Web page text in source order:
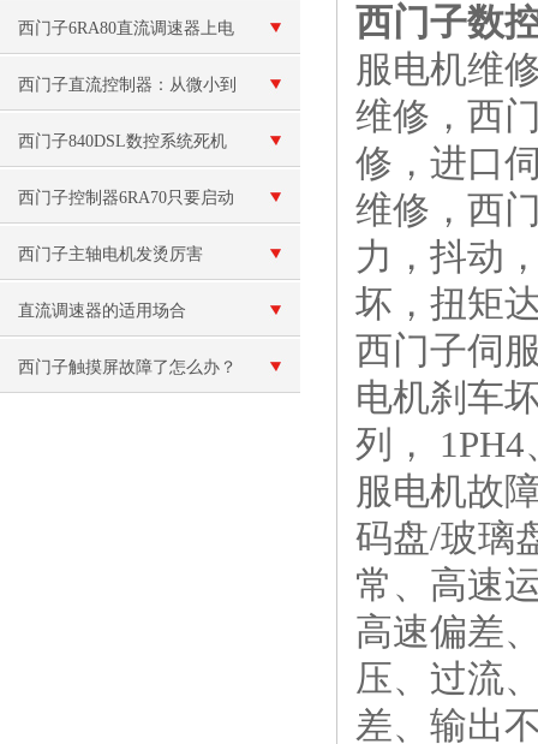
西门子6RA80直流调速器上电
报警F60038故障代码修复
西门子直流控制器：从微小到
宏大，准确调控每一份直流能
量！
西门子840DSL数控系统死机
维修
西门子控制器6RA70只要启动
就烧保险维修
西门子主轴电机发烫厉害
直流调速器的适用场合
西门子触摸屏故障了怎么办？
西门子数
服电机维
维修，西
修，进口
维修，西
力，抖动
坏，扭矩
西门子伺
电机刹车
列， 1PH4
服电机故
码盘/玻璃
常、高速
高速偏差
压、过流
差、输出